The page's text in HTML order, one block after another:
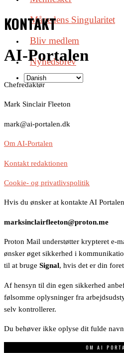
Månedens Singularitet
Bliv medlem
Nyhedsbrev
KONTAKT
AI-Portalen
Chefredaktør
Mark Sinclair Fleeton
mark@ai-portalen.dk
Om AI-Portalen
Kontakt redaktionen
Cookie- og privatlivspolitik
Hvis du ønsker at kontakte AI
marksinclairfleeton@proton.me
Proton Mail understøtter krypteret e-
ønsker øget sikkerhed i
til at bruge Signal, hvis det er din
Af hensyn til din egen sikkerhed
følsomme oplysninger fra
selv kontrollerer.
Du behøver ikke oplyse dit fulde
OM AI